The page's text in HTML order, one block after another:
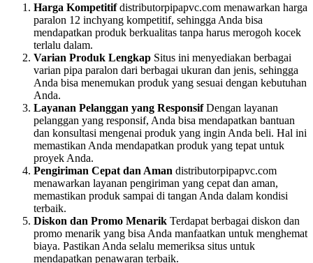
Harga Kompetitifdistributorpipapvc.com menawarkan harga
paralon 12 inchyang kompetitif, sehingga Anda bisa
mendapatkan produk berkualitas tanpa harus merogoh kocek
terlalu dalam.
Varian Produk Lengkap Situs ini menyediakan berbagai
varian pipa paralon dari berbagai ukuran dan jenis, sehingga
Anda bisa menemukan produk yang sesuai dengan kebutuhan
Anda.
Layanan Pelanggan yang ResponsifDengan layanan
pelanggan yang responsif, Anda bisa mendapatkan bantuan
dan konsultasi mengenai produk yang ingin Anda beli. Hal ini
memastikan Anda mendapatkan produk yang tepat untuk
proyek Anda.
Pengiriman Cepat dan Aman distributorpipapvc.com
menawarkan layanan pengiriman yang cepat dan aman,
memastikan produk sampai di tangan Anda dalam kondisi
terbaik.
Diskon dan Promo Menarik Terdapat berbagai diskon dan
promo menarik yang bisa Anda manfaatkan untuk menghemat
biaya. Pastikan Anda selalu memeriksa situs untuk
mendapatkan penawaran terbaik.